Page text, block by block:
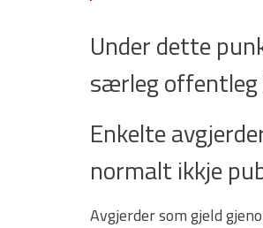
Under dette
særleg offentleg
Enkelte
normalt ikkje
Avgjerder som gjeld